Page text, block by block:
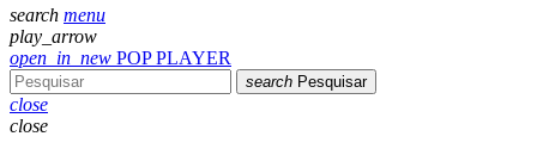
search menu
play_arrow
open_in_new POP PLAYER
search Pesquisar
close
close